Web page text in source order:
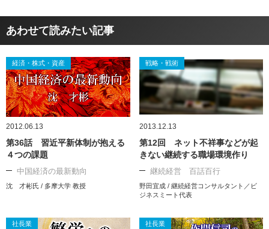
あわせて読みたい記事
経済・株式・資産
2012.06.13
第36話 習近平新体制が抱える
４つの課題
中国経済の最新動向
沈 才彬氏 / 多摩大学 教授
戦略・戦術
2013.12.13
第12回 ネット不祥事などが起
きない継続する職場環境作り
継続経営 百話百行
野田宜成 / 継続経営コンサルタント／ビ
ジネスミート代表
社長業 社長業